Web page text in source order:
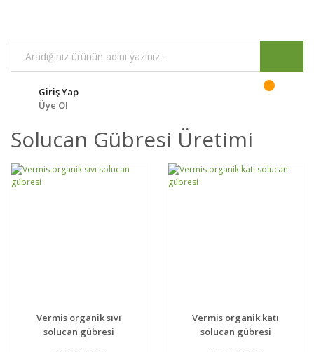
Giriş Yap
Üye Ol
Solucan Gübresi Üretimi
DETAYLAR SEPETE EKLE
Vermis organik sıvı
solucan gübresi
DETAYLAR SEPETE EKLE
Vermis organik katı
solucan gübresi